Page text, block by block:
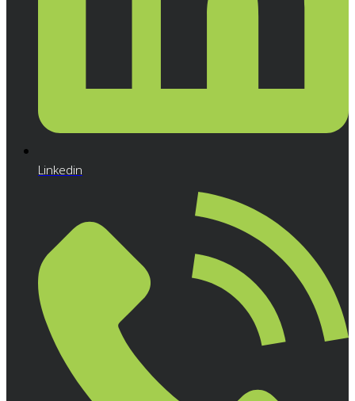
Linkedin